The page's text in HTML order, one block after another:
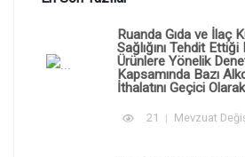
Ruanda Gıda ve İlaç
Sağlığını Tehdit
Ürünlere Yönelik
Kapsamında Bazı
İthalatını Geçici
21 Mevzuat